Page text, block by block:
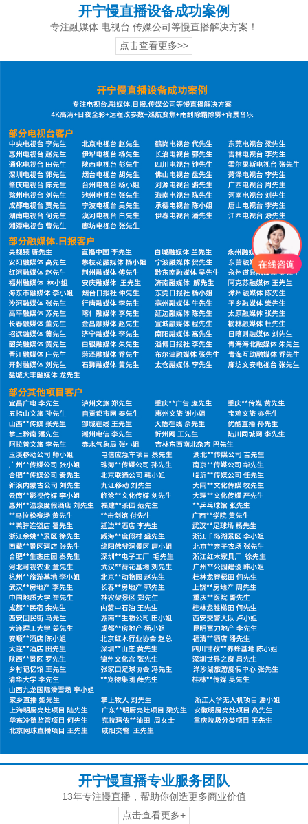
开宁慢直播设备成功案例
专注融媒体.电视台.传媒公司等慢直播解决方案！
点击查看更多>>
开宁慢直播专业服务团队
13年专注慢直播，帮助你创造更多商业价值
点击查看更多+